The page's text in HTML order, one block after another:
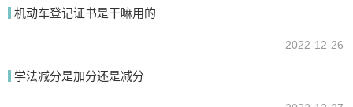
机动车登记证书是干嘛用的
2022-12-26
学法减分是加分还是减分